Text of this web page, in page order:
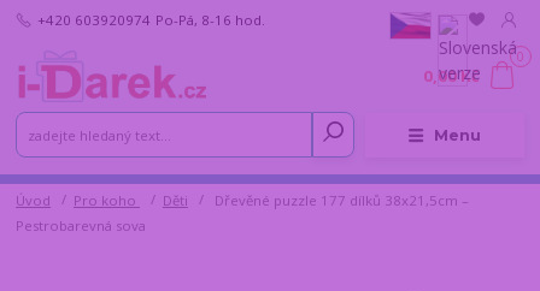
Menu
+420 603920974 Po-Pá, 8-16 hod.
0
0,00 Kč
Úvod Pro koho Děti
Dřevěné puzzle 177 dílků 38x21,5cm –
Pestrobarevná sova